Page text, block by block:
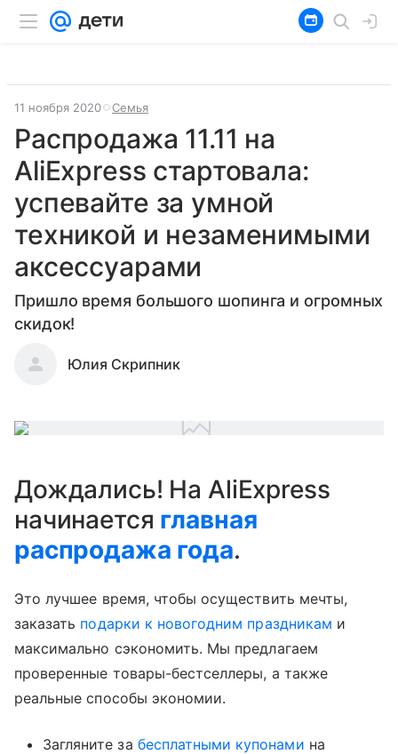
11 ноября 2020 Семья
Распродажа 11.11 на
AliExpress стартовала:
успевайте за умной
техникой и незаменимыми
аксессуарами
Пришло время большого шопинга и огромных
скидок!
Юлия Скрипник
Дождались! На AliExpress
начинается главная
распродажа года.
Это лучшее время, чтобы осуществить мечты,
заказать подарки к новогодним праздникам и
максимально сэкономить. Мы предлагаем
проверенные товары-бестселлеры, а также
реальные способы экономии.
Загляните за бесплатными купонами на